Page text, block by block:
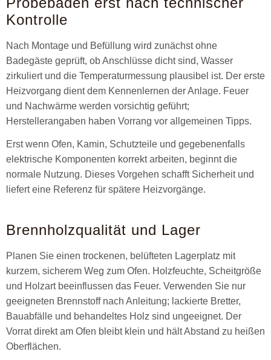
Kontrolle
Nach Montage und Befüllung wird zunächst ohne
Badegäste geprüft, ob Anschlüsse dicht sind, Wasser
zirkuliert und die Temperaturmessung plausibel ist. Der erste
Heizvorgang dient dem Kennenlernen der Anlage. Feuer
und Nachwärme werden vorsichtig geführt;
Herstellerangaben haben Vorrang vor allgemeinen Tipps.
Erst wenn Ofen, Kamin, Schutzteile und gegebenenfalls
elektrische Komponenten korrekt arbeiten, beginnt die
normale Nutzung. Dieses Vorgehen schafft Sicherheit und
liefert eine Referenz für spätere Heizvorgänge.
Brennholzqualität und Lager
Planen Sie einen trockenen, belüfteten Lagerplatz mit
kurzem, sicherem Weg zum Ofen. Holzfeuchte, Scheitgröße
und Holzart beeinflussen das Feuer. Verwenden Sie nur
geeigneten Brennstoff nach Anleitung; lackierte Bretter,
Bauabfälle und behandeltes Holz sind ungeeignet. Der
Vorrat direkt am Ofen bleibt klein und hält Abstand zu heißen
Oberflächen.